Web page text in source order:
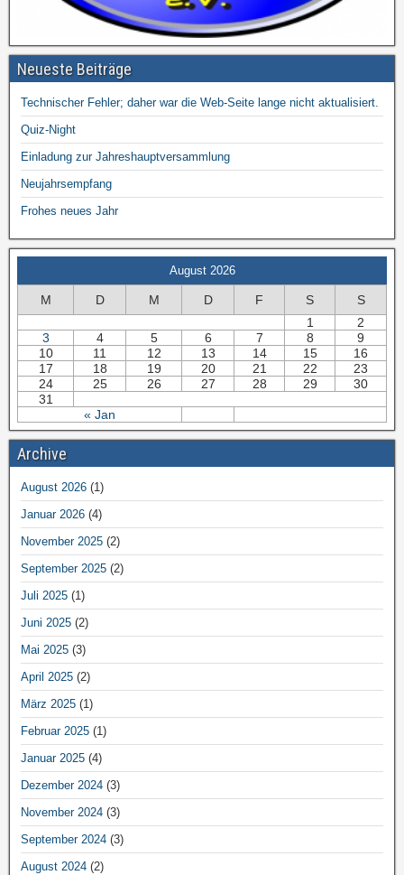
Neueste Beiträge
Technischer Fehler; daher war die Web-Seite lange nicht aktualisiert.
Quiz-Night
Einladung zur Jahreshauptversammlung
Neujahrsempfang
Frohes neues Jahr
August 2026
M D M D F S S
« Jan
1
2
3
4 5 6 7 8
9
10
11 12 13 14 15
16
17
18 19 20 21 22
23
24
25 26 27 28 29
30
31
Archive
August 2026 (1)
Januar 2026 (4)
November 2025 (2)
September 2025 (2)
Juli 2025 (1)
Juni 2025 (2)
Mai 2025 (3)
April 2025 (2)
März 2025 (1)
Februar 2025 (1)
Januar 2025 (4)
Dezember 2024 (3)
November 2024 (3)
September 2024 (3)
August 2024 (2)